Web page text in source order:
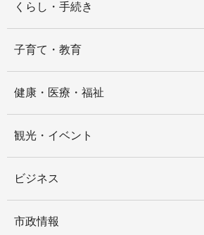
くらし・手続き
子育て・教育
健康・医療・福祉
観光・イベント
ビジネス
市政情報